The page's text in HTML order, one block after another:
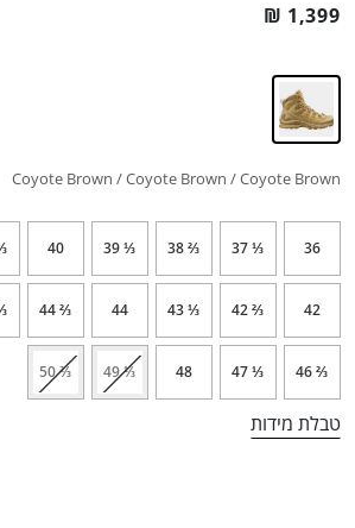
₪ 1,399
Coyote Brown / Coyote Brown / Coyote Brown
36
⅓ 37
⅔ 38
⅓ 39
40
42
⅔ 42
⅓ 43
44
⅔ 44
⅔ 46
⅓ 47
48
⅓ 49
⅔ 50
טבלת מידות